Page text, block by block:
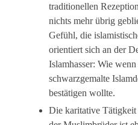
traditionellen
nichts mehr übrig
Gefühl, die
orientiert sich an der
Islamhasser: Wie
schwarzgemalte
bestätigen wollte.
Die karitative